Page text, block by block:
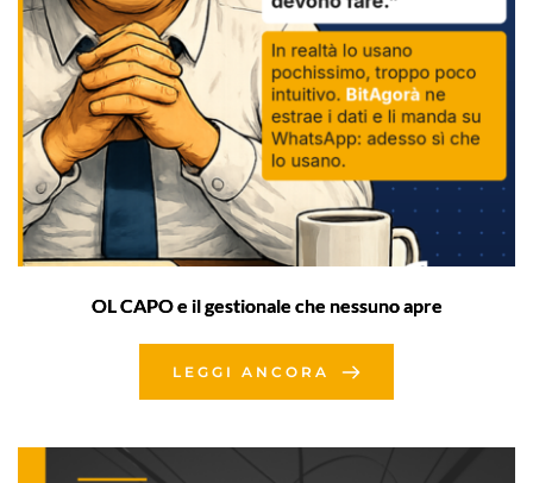
OL CAPO e il gestionale che nessuno apre
LEGGI ANCORA